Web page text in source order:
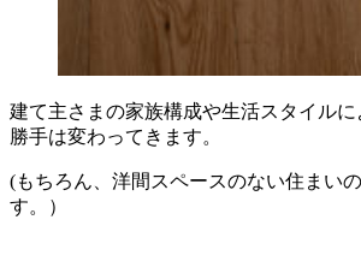
建て主さまの家族構成や生活スタイル
勝手は変わってきます。
(もちろん、洋間スペースのない住まい
す。）